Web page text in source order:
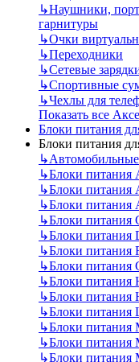
↳Наушники,
гарнитуры
↳Очки
↳Переходники
↳Сетевые
↳Спортивные
↳Чехлы для
Показать все
Блоки питания
Блоки питания
↳Автомобильные
↳Блоки питания
↳Блоки питания
↳Блоки питания
↳Блоки питания
↳Блоки питания
↳Блоки питания
↳Блоки питания
↳Блоки питания
↳Блоки питания
↳Блоки питания
↳Блоки питания
↳Блоки питания
↳Блоки питания